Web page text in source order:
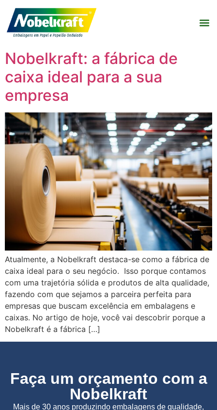
Nobelkraft: a fábrica de
caixa ideal para a sua
empresa
Atualmente, a Nobelkraft destaca-se como a fábrica de
caixa ideal para o seu negócio. Isso porque contamos
com uma trajetória sólida e produtos de alta qualidade,
fazendo com que sejamos a parceira perfeita para
empresas que buscam excelência em embalagens e
caixas. No artigo de hoje, você vai descobrir porque a
Nobelkraft é a fábrica […]
Faça um orçamento com a
Nobelkraft
Mais de 30 anos produzindo embalagens de qualidade,